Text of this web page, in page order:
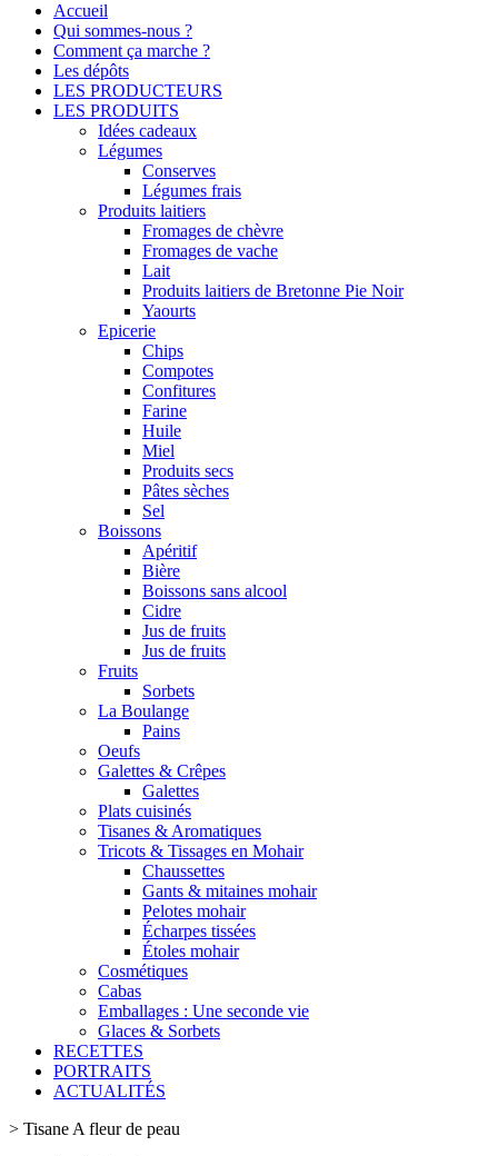
Accueil
Qui sommes-nous ?
Comment ça marche ?
Les dépôts
LES PRODUCTEURS
LES PRODUITS
Idées cadeaux
Légumes
Conserves
Légumes frais
Produits laitiers
Fromages de chèvre
Fromages de vache
Lait
Produits laitiers de Bretonne Pie Noir
Yaourts
Epicerie
Chips
Compotes
Confitures
Farine
Huile
Miel
Produits secs
Pâtes sèches
Sel
Boissons
Apéritif
Bière
Boissons sans alcool
Cidre
Jus de fruits
Jus de fruits
Fruits
Sorbets
La Boulange
Pains
Oeufs
Galettes & Crêpes
Galettes
Plats cuisinés
Tisanes & Aromatiques
Tricots & Tissages en Mohair
Chaussettes
Gants & mitaines mohair
Pelotes mohair
Écharpes tissées
Étoles mohair
Cosmétiques
Cabas
Emballages : Une seconde vie
Glaces & Sorbets
RECETTES
PORTRAITS
ACTUALITÉS
> Tisane A fleur de peau